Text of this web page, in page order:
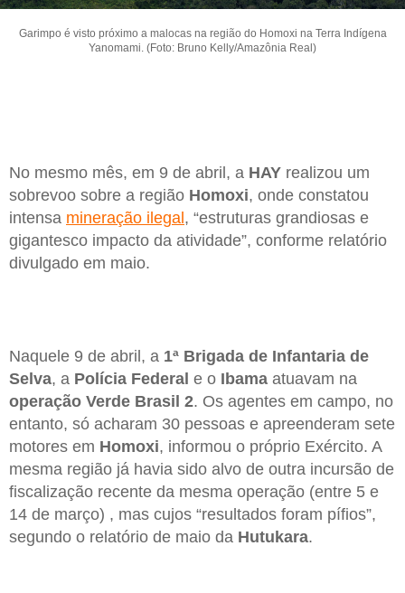
Garimpo é visto próximo a malocas na região do Homoxi na Terra Indígena
Yanomami. (Foto: Bruno Kelly/Amazônia Real)
No mesmo mês, em 9 de abril, a HAY realizou um
sobrevoo sobre a região Homoxi, onde constatou
intensa mineração ilegal , “estruturas grandiosas e
gigantesco impacto da atividade”, conforme relatório
divulgado em maio.
Naquele 9 de abril, a 1ª Brigada de Infantaria de
Selva, a Polícia Federal e o Ibama atuavam na
operação Verde Brasil 2. Os agentes em campo, no
entanto, só acharam 30 pessoas e apreenderam sete
motores em Homoxi, informou o próprio Exército. A
mesma região já havia sido alvo de outra incursão de
fiscalização recente da mesma operação (entre 5 e
14 de março) , mas cujos “resultados foram pífios”,
segundo o relatório de maio da Hutukara.